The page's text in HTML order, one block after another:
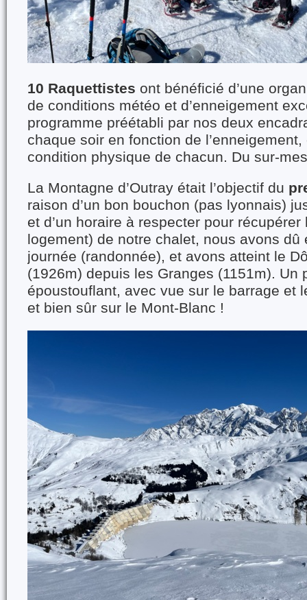
10 Raquettistes ont bénéficié d’une
de conditions météo et d’enneigement
programme préétabli par nos deux
chaque soir en fonction de
condition physique de chacun. Du sur-
La Montagne d’Outray était l’objectif du
raison d’un bon bouchon (pas lyonnais)
et d’un horaire à respecter pour
logement) de notre chalet, nous avons dû
journée (randonnée), et avons atteint le
(1926m) depuis les Granges (1151m). Un
époustouflant, avec vue sur le barrage et
et bien sûr sur le Mont-Blanc !